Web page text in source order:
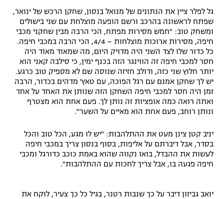
תקנון עבור פעילות אלקטרה
תקנון עבור פעילות ספורט 1 – "מרלן"
טניס
גיימינג E-Sports
תנאי שימוש
מדיניות פרטיות
תקנון פעילות ספורט 1
רשיון להקרנה פומבית לבית עסק
פוטבול אמריקאי NFL
בייסבול MLB
ספורט אתגרי ואקסטרים
אומנויות לחימה
גיימינג E-Sports
גל לפלר ציין את הנתונים של מנואל בנסון, שחקן הרכש של ינואר,
שפתח לראשונה בהרכב ורשם הופעה מוצלחת עם שני בישולים
ומשחק טוב: "חמש מסירות מפתח, הכי הרבה מבין שחקני מכבי
חיפה, מסירות ארוכות מוצלחות – 4/4, הכי הרבה במכבי חיפה.
כל כדור שלו לצד השני היה מדויק היום, מה שמאוד מאוד היה
חסר למכבי חיפה זה הווינגר הזה בכנף ימין, כי סילבה קאני הוא
יותר חלוץ שני כזה, ודולב חזיזה שנוסה שם לא מספיק טוב כרגע.
יש לך שחקן אמנם עם רגל הפוכה, עם טאץ' מדהים בכדור, הרבה
זמן היה חסר למכבי חיפה השחקן הזה שנותן את האחד על אחד
ואתה רואה כמה אופציות זה נותן לך. פעם אחת הוא מצטרף
ונותן רוחב, פעם אחת הוא מאיים על השער".
יניב קטן צינן מעט את ההתלהבות: "יש לו מגע, הכל טוב והכל
בסדר, אבל דיברתם על אליפות, בסוף בנסון צריך במכבי חיפה
לעשות את ההבדל, בואו נקווה שהוא באמת כוכב כדורגל ומכבי
חיפה פגעה בו, אבל צריך לחכות עם ההתלהבות".
יואב גביזון דיבר על כך שנבות רטנר, בגיל כל כך צעיר, לוקח את